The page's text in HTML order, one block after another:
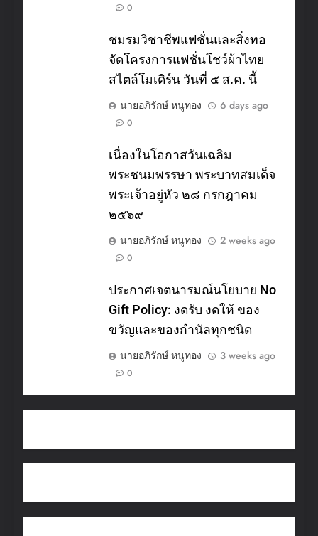
0
ชมรมวิชาชีพแฟชั่นและสิ่งทอ
จัดโครงการแฟชั่นโชว์ผ้าไทย
สไตล์โมเดิร์น วันที่ ๕ ส.ค. นี้
นายอภิรักษ์ หนูทอง
6 days ago
0
เนื่องในโอกาสวันเฉลิม
พระชนมพรรษา พระบาทสมเด็จ
พระเจ้าอยู่หัว ๒๘ กรกฎาคม
๒๕๖๙
นายอภิรักษ์ หนูทอง
2 weeks ago
0
ประกาศเจตนารมณ์นโยบาย No
Gift Policy: งดรับ งดให้ ของ
ขวัญและของกำนัลทุกชนิด
นายอภิรักษ์ หนูทอง
3 weeks ago
0